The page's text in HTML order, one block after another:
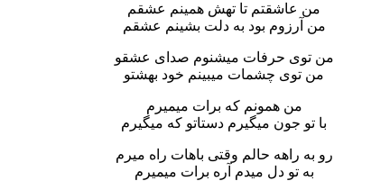
من عاشقتم تا تهش همینم عشقم
من آرزوم بود به دلت بشینم عشقم
من توی حرفات میشنوم صدای عشقو
من توی چشمات میبینم خود بهشتو
من همونم که برات میمیرم
با تو جون میگیرم دستاتو که میگیرم
رو به راهه حالم وقتی باهات راه میرم
به تو دل میدم آره برات میمیرم